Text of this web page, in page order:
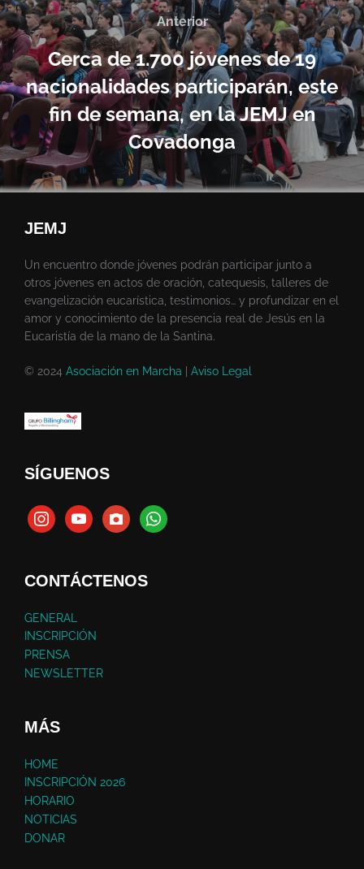
Anterior
Cerca de 1.700 jóvenes de 19
nacionalidades participarán, este
fin de semana, en la JEMJ en
Covadonga
JEMJ
Un encuentro donde jóvenes podrán participar junto a
otros jóvenes en actos de oración, catequesis, talleres de
evangelización eucarística, testimonios… y profundizar en el
amor y conocimiento de la presencia real de Jesús en la
Eucaristía de la mano de la Santina.
© 2024 Asociación en Marcha Aviso Legal
SÍGUENOS
CONTÁCTENOS
GENERAL
INSCRIPCIÓN
PRENSA
NEWSLETTER
MÁS
HOME
INSCRIPCIÓN 2026
HORARIO
NOTICIAS
DONAR